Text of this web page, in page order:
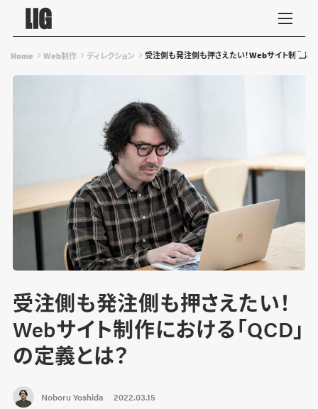
Home Web制作 ディレクション 受注側も発注側も押さえたい！Webサイト制作にお
受注側も発注側も押さえたい！
Webサイト制作における「QCD」
の定義とは？
Noboru Yoshida 2022.03.15